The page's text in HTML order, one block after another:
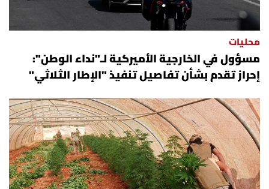
الرياضة
منوّعات
حظّك اليوم
للتاريخ
فيديو
محليات
مسؤول في الخارجية الأميركية لـ"نداء الوطن":
إحراز تقدم بشأن تفاصيل تنفيذ "الإطار الثلاثي"